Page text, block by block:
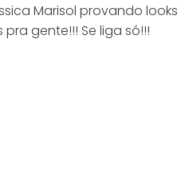
Marisol provando looks
gente!!! Se liga só!!!